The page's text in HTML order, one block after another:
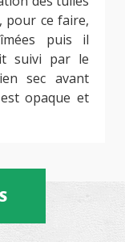
pour ce faire,
puis il
suivi par le
sec avant
opaque et